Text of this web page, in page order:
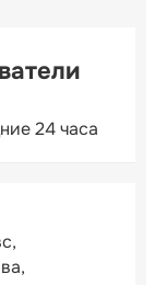
24 часа